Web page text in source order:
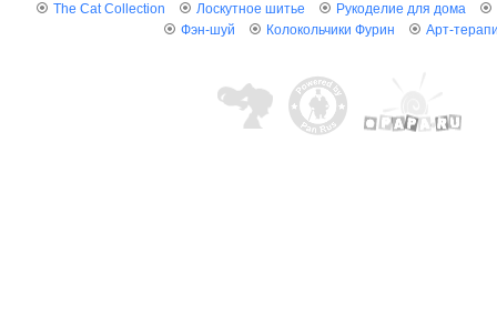
The Cat Collection
Лоскутное шитье
Рукоделие для дома
Фэн-шуй
Колокольчики Фурин Арт-